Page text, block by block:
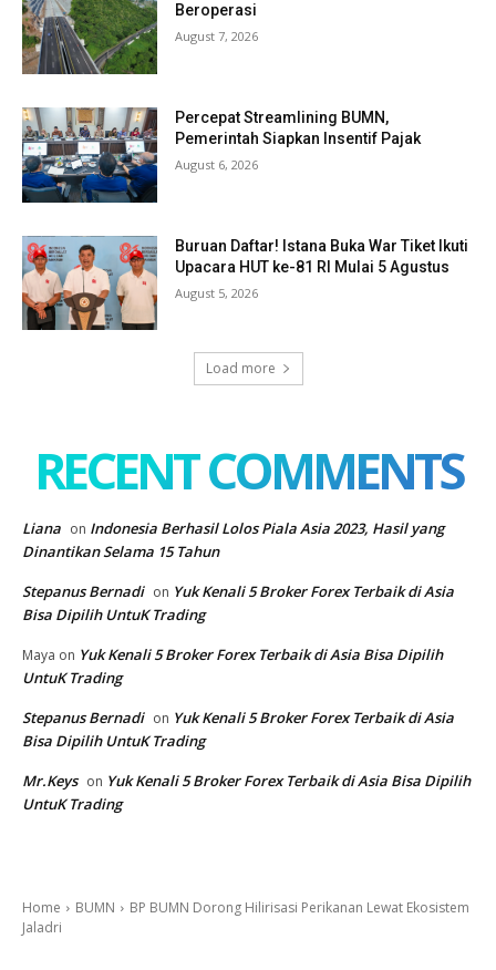
Beroperasi
August 7, 2026
Percepat Streamlining BUMN,
Pemerintah Siapkan Insentif Pajak
August 6, 2026
Buruan Daftar! Istana Buka War Tiket Ikuti
Upacara HUT ke-81 RI Mulai 5 Agustus
August 5, 2026
Load more
RECENT COMMENTS
Liana on Indonesia Berhasil Lolos Piala Asia 2023, Hasil yang
Dinantikan Selama 15 Tahun
Stepanus Bernadi on Yuk Kenali 5 Broker Forex Terbaik di Asia
Bisa Dipilih UntuK Trading
Maya on Yuk Kenali 5 Broker Forex Terbaik di Asia Bisa Dipilih
UntuK Trading
Stepanus Bernadi on Yuk Kenali 5 Broker Forex Terbaik di Asia
Bisa Dipilih UntuK Trading
Mr.Keys on Yuk Kenali 5 Broker Forex Terbaik di Asia Bisa Dipilih
UntuK Trading